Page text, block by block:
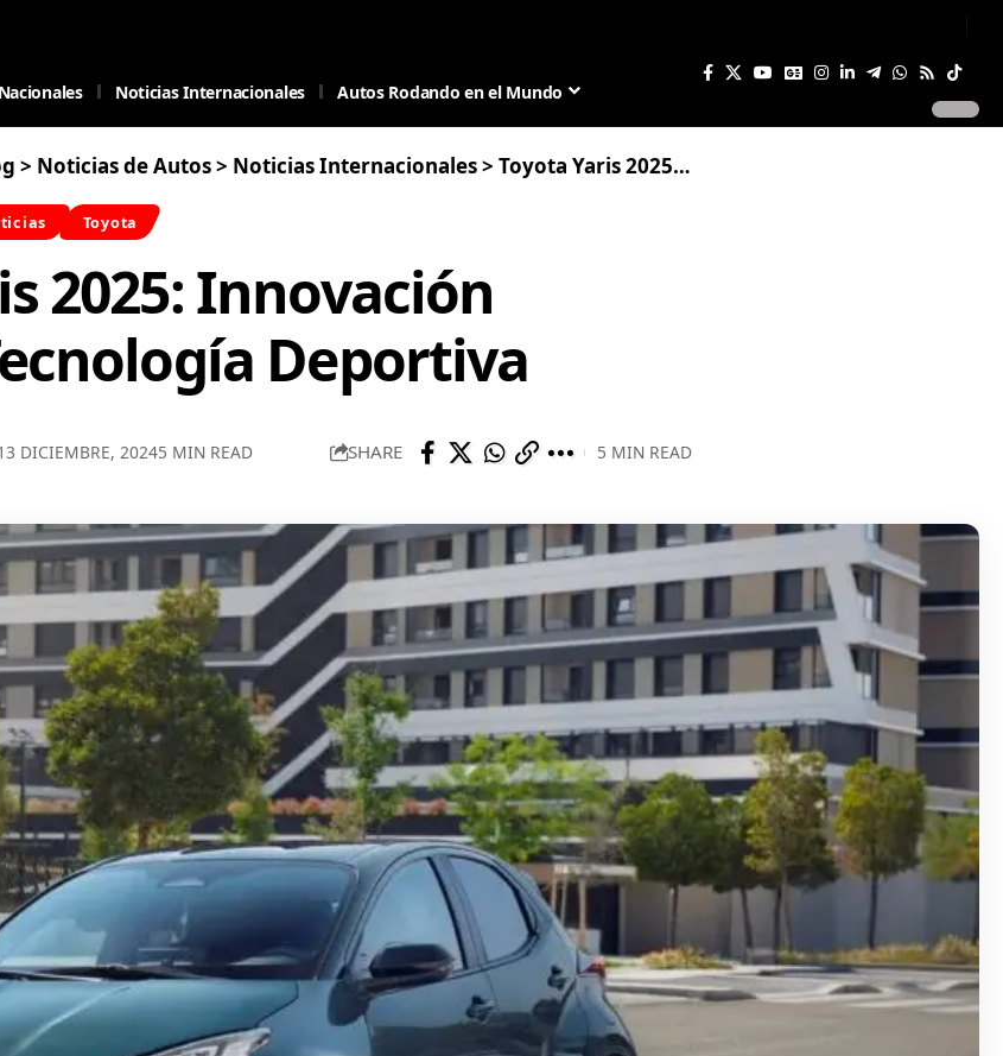
Noticias Internacionales Autos Rodando en el Mundo
> Noticias de Autos> Noticias Internacionales> Toyota Yaris 2025: Innovación Híbrida y Tecnología Deportiva
Toyota
2025: Innovación
Deportiva
DICIEMBRE, 20245 MIN READ SHARE 5 MIN READ